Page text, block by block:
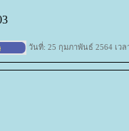
วันที่: 25 กุมภาพันธ์ 2564 เวล